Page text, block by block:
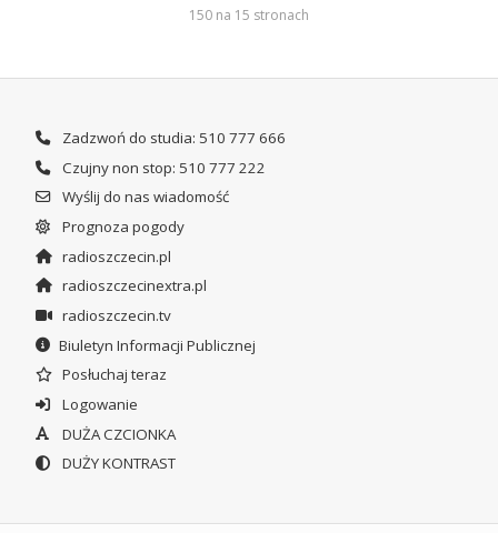
150 na 15 stronach
Zadzwoń do studia: 510 777 666
Czujny non stop: 510 777 222
Wyślij do nas wiadomość
Prognoza pogody
radioszczecin.pl
radioszczecinextra.pl
radioszczecin.tv
Biuletyn Informacji Publicznej
Posłuchaj teraz
Logowanie
DUŻA CZCIONKA
DUŻY KONTRAST